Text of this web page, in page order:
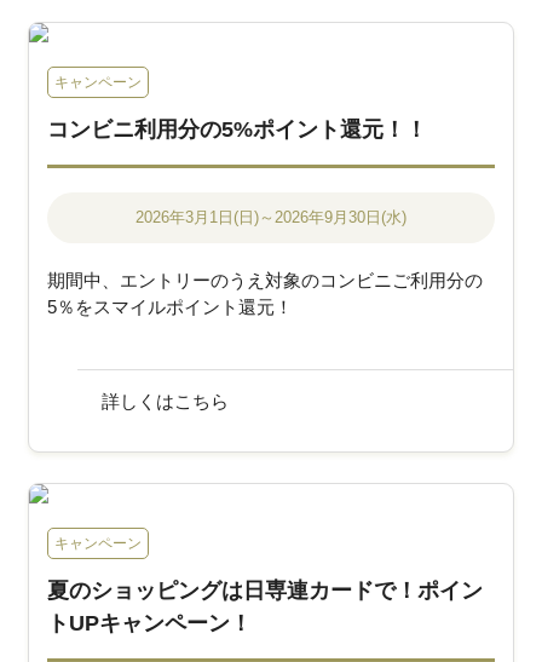
キャンペーン
コンビニ利用分の5%ポイント還元！！
2026年3月1日(日)～2026年9月30日(水)
期間中、エントリーのうえ対象のコンビニご利用分の
5％をスマイルポイント還元！
詳しくはこちら
キャンペーン
夏のショッピングは日専連カードで！ポイン
トUPキャンペーン！